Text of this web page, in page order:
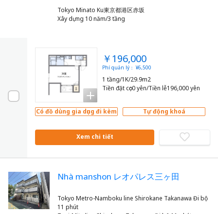
Tokyo Minato Ku東京都港区赤坂
Xây dựng 10 năm/3 tầng
￥196,000
Phí quản lý： ¥6,500
1 tầng/1K/29.9m2
Tiền đặt cọc0 yên/Tiền lễ196,000 yên
Có đồ dùng gia dụng đi kèm Tự động khoá
Xem chi tiết
Nhà manshon レオパレス三ヶ田
Tokyo Metro-Namboku line Shirokane Takanawa Đi bộ
11 phút